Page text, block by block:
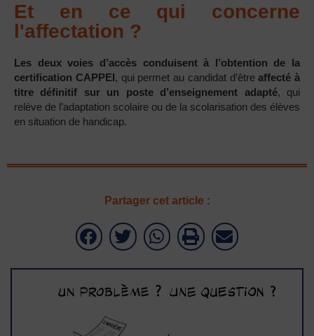
Et en ce qui concerne
l'affectation ?
Les deux voies d’accès conduisent à l’obtention de la
certification CAPPEI , qui permet au candidat d’êtreaffecté à
titre définitif sur un poste d’enseignement adapté, qui
relève de l’adaptation scolaire ou de la scolarisation des élèves
en situation de handicap.
Partager cet article :